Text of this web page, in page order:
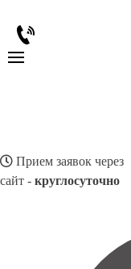
Прием заявок через
сайт - круглосуточно